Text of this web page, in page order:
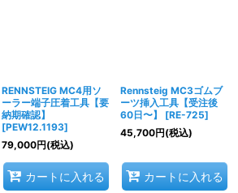
RENNSTEIG MC4用ソ
ーラー端子圧着工具【要
納期確認】
[PEW12.1193]
79,000円(税込)
カートに入れる
Rennsteig MC3ゴムブ
ーツ挿入工具【受注後
60日〜】
[RE-725]
45,700円(税込)
カートに入れる